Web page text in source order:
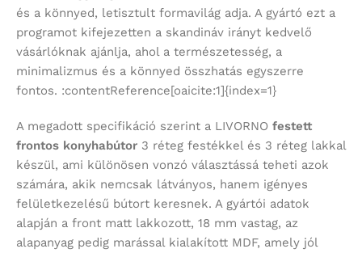
és a könnyed, letisztult formavilág adja. A gyártó ezt a
programot kifejezetten a skandináv irányt kedvelő
vásárlóknak ajánlja, ahol a természetesség, a
minimalizmus és a könnyed összhatás egyszerre
fontos. :contentReference[oaicite:1]{index=1}
A megadott specifikáció szerint a LIVORNO festett
frontos konyhabútor 3 réteg festékkel és 3 réteg lakkal
készül, ami különösen vonzó választássá teheti azok
számára, akik nemcsak látványos, hanem igényes
felületkezelésű bútort keresnek. A gyártói adatok
alapján a front matt lakkozott, 18 mm vastag, az
alapanyag pedig marással kialakított MDF, amely jól